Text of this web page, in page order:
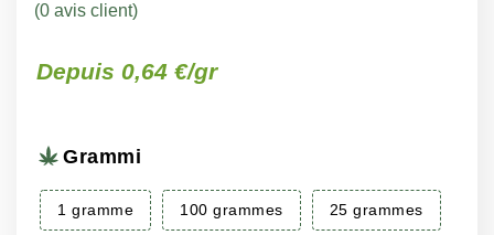
(0 avis client)
–Plage
€3.50
à
€300.00
–Plage
€2.98
à
€216.75
Depuis 0,64 €/gr
Grammi
1 gramme 100 grammes 25 grammes